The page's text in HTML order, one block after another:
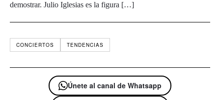
demostrar. Julio Iglesias es la figura […]
CONCIERTOS TENDENCIAS
Únete al canal de Whatsapp